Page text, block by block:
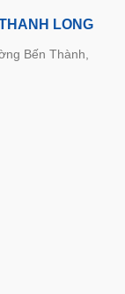
LONG
Bến Thành,